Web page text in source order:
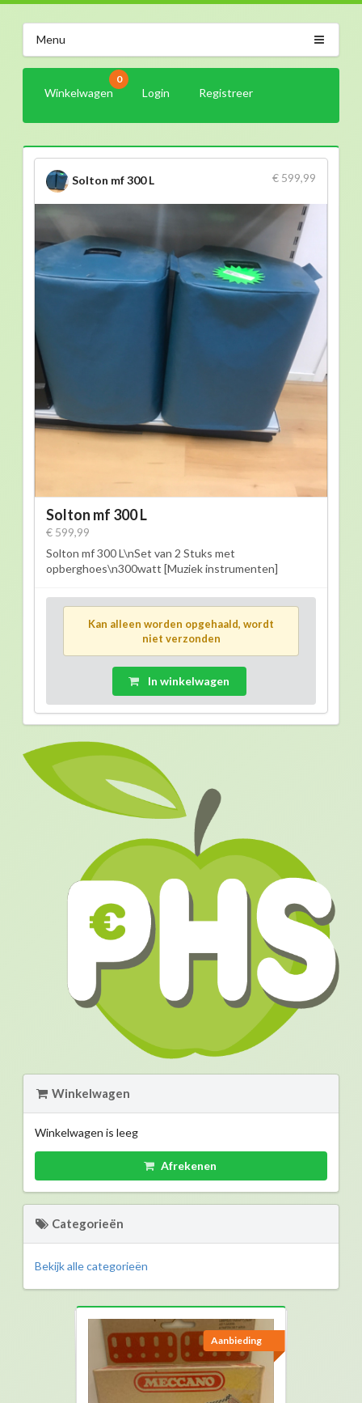
Menu
Winkelwagen
0
Login Registreer
€ 599,99
Solton mf 300 L
Solton mf 300 L
€ 599,99
Solton mf 300 L\nSet van 2 Stuks met
opberghoes\n300watt [Muziek instrumenten]
Kan alleen worden opgehaald, wordt
niet verzonden
In winkelwagen
Winkelwagen
Winkelwagen is leeg
Afrekenen
Categorieën
Bekijk alle categorieën
Aanbieding
Aanbieding